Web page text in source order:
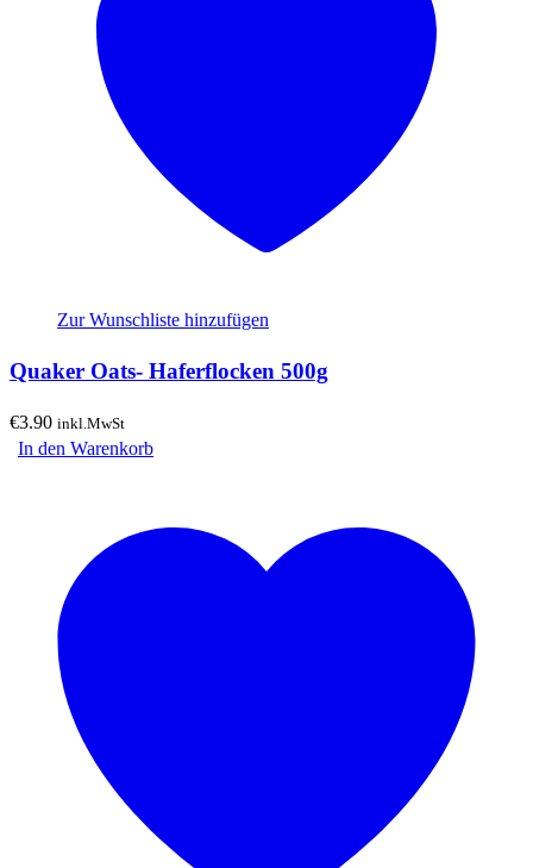
Zur Wunschliste hinzufügen
Quaker Oats- Haferflocken 500g
€3.90 inkl.MwSt
In den Warenkorb